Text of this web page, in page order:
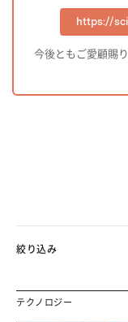
https://
今後ともご愛顧賜
絞り込み
テクノロジー